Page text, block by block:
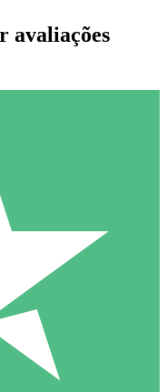
Individuais
de download. Sem
avaliações